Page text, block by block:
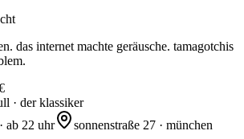
das internet machte geräusche. tamagotchis
· der klassiker
· ab 22 uhr
sonnenstraße 27 · münchen